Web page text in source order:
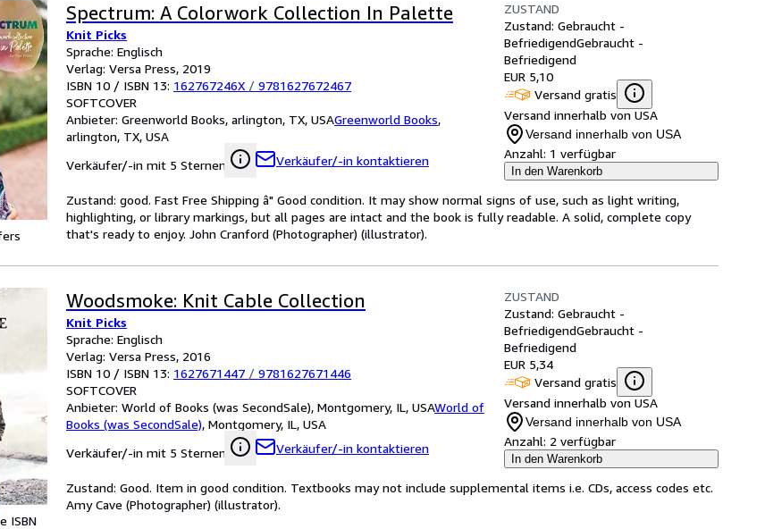
Spectrum: A Colorwork Collection In Palette
Knit Picks
Sprache: Englisch
Verlag: Versa Press, 2019
ISBN 10 / ISBN 13: 162767246X / 9781627672467
SOFTCOVER
Anbieter: Greenworld Books, arlington, TX, USAGreenworld Books,
arlington, TX, USA
Verkäufer/-in mit 5 Sternen
Verkäufer/-in kontaktieren
ZUSTAND
Zustand: Gebraucht -
BefriedigendGebraucht -
Befriedigend
EUR 5,10
Versand gratis
Versand innerhalb von USA
Versand innerhalb von USA
Anzahl: 1 verfügbar
In den Warenkorb
Zustand: good. Fast Free Shipping â" Good condition. It may show normal signs of use, such as light writing,
highlighting, or library markings, but all pages are intact and the book is fully readable. A solid, complete copy
that's ready to enjoy. John Cranford (Photographer) (illustrator).
ISBN
Woodsmoke: Knit Cable Collection
Knit Picks
Sprache: Englisch
Verlag: Versa Press, 2016
ISBN 10 / ISBN 13: 1627671447 / 9781627671446
SOFTCOVER
Anbieter: World of Books (was SecondSale), Montgomery, IL, USAWorld of
Books (was SecondSale), Montgomery, IL, USA
Verkäufer/-in mit 5 Sternen
Verkäufer/-in kontaktieren
ZUSTAND
Zustand: Gebraucht -
BefriedigendGebraucht -
Befriedigend
EUR 5,34
Versand gratis
Versand innerhalb von USA
Versand innerhalb von USA
Anzahl: 2 verfügbar
In den Warenkorb
Zustand: Good. Item in good condition. Textbooks may not include supplemental items i.e. CDs, access codes etc.
Amy Cave (Photographer) (illustrator).